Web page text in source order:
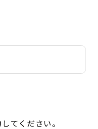
てください。